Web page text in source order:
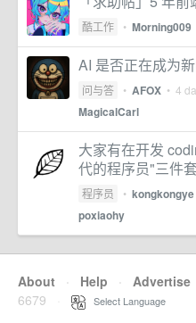
酷工作 • Morning009
AI 是否正在成为
问与答 • AFOX • 4
MagicalCarl
大家有在开发
代的程序员"三件
程序员 • kongkongye
poxiaohy
About · Help · Advertise
6679
Select Language